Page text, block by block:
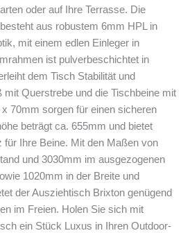
oder auf Ihre Terrasse. Die
aus robustem 6mm HPL in
mit einem edlen Einleger in
ist pulverbeschichtet in
dem Tisch Stabilität und
mit Querstrebe und die Tischbeine mit
70mm sorgen für einen sicheren
beträgt ca. 655mm und bietet
für Ihre Beine. Mit den Maßen von
und 3030mm im ausgezogenen
1020mm in der Breite und
der Ausziehtisch Brixton genügend
im Freien. Holen Sie sich mit
ein Stück Luxus in Ihren Outdoor-